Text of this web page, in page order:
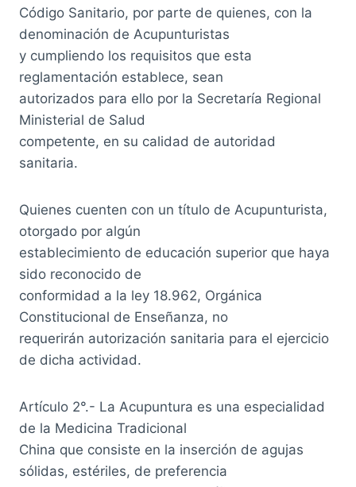
Código Sanitario, por parte de quienes, con la
denominación de Acupunturistas
y cumpliendo los requisitos que esta
reglamentación establece, sean
autorizados para ello por la Secretaría Regional
Ministerial de Salud
competente, en su calidad de autoridad
sanitaria.
Quienes cuenten con un título de Acupunturista,
otorgado por algún
establecimiento de educación superior que haya
sido reconocido de
conformidad a la ley 18.962, Orgánica
Constitucional de Enseñanza, no
requerirán autorización sanitaria para el ejercicio
de dicha actividad.
Artículo 2°.- La Acupuntura es una especialidad
de la Medicina Tradicional
China que consiste en la inserción de agujas
sólidas, estériles, de preferencia